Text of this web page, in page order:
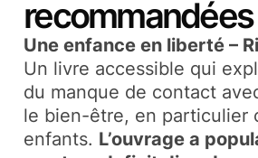
recommandées
Une enfance en liberté –
Un livre accessible qui
du manque de contact
le bien-être, en particulier
enfants. L’ouvrage a